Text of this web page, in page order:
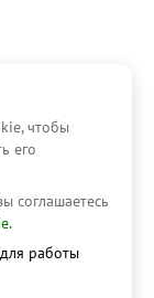
т.ч.
Условия
чтобы
его
соглашаетесь
работы